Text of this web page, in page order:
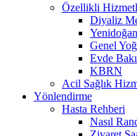
Özellikli
Diyaliz
Genel
Evde
KBRN
Acil Sağlık
Yönlendirme
Hasta Rehberi
Nasıl